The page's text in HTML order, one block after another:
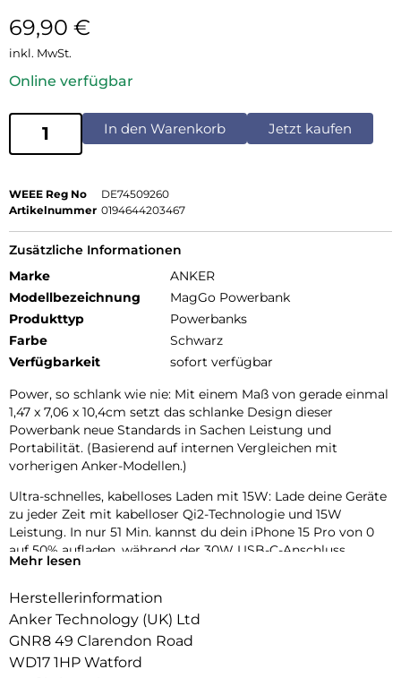
69,90 €
inkl. MwSt.
Online verfügbar
In den Warenkorb Jetzt kaufen
WEEE Reg No
DE74509260
Artikelnummer 0194644203467
Zusätzliche Informationen
Marke
ANKER
Modellbezeichnung
MagGo Powerbank
Produkttyp
Powerbanks
Farbe
Schwarz
Verfügbarkeit
sofort verfügbar
Power, so schlank wie nie: Mit einem Maß von gerade einmal
1,47 x 7,06 x 10,4cm setzt das schlanke Design dieser
Powerbank neue Standards in Sachen Leistung und
Portabilität. (Basierend auf internen Vergleichen mit
vorherigen Anker-Modellen.)
Ultra-schnelles, kabelloses Laden mit 15W: Lade deine Geräte
zu jeder Zeit mit kabelloser Qi2-Technologie und 15W
Leistung. In nur 51 Min. kannst du dein iPhone 15 Pro von 0
auf 50% aufladen, während der 30W USB-C-Anschluss
umfangreiche Kompatibilität bietet.
Ergonomisches Design & verbesserte Tragbarkeit: Die
Kombination aus mattem UV-Finish und robustem
Metallrahmen ergibt einen besonders hohen Nutzerkomfort.
Powerbank kühlt, verstärkt.
Mehr lesen
Herstellerinformation
Anker Technology (UK) Ltd
GNR8 49 Clarendon Road
WD17 1HP Watford